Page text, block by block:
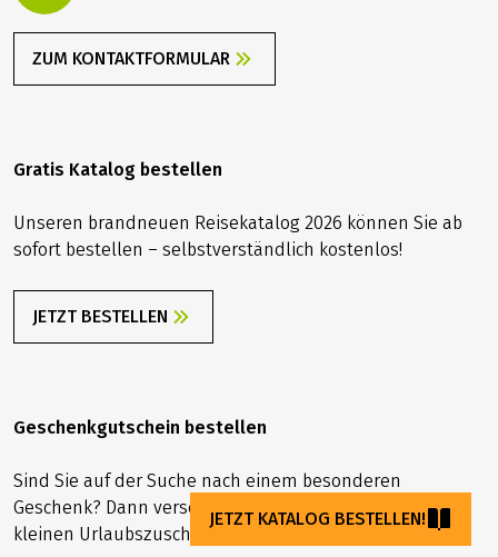
ZUM KONTAKTFORMULAR
Gratis Katalog bestellen
Unseren brandneuen Reisekatalog 2026 können Sie ab
sofort bestellen – selbstverständlich kostenlos!
JETZT BESTELLEN
Geschenkgutschein bestellen
Sind Sie auf der Suche nach einem besonderen
Geschenk? Dann verschenken Sie doch mal einen
kleinen Urlaubszuschuss!
JETZT KATALOG BESTELLEN!